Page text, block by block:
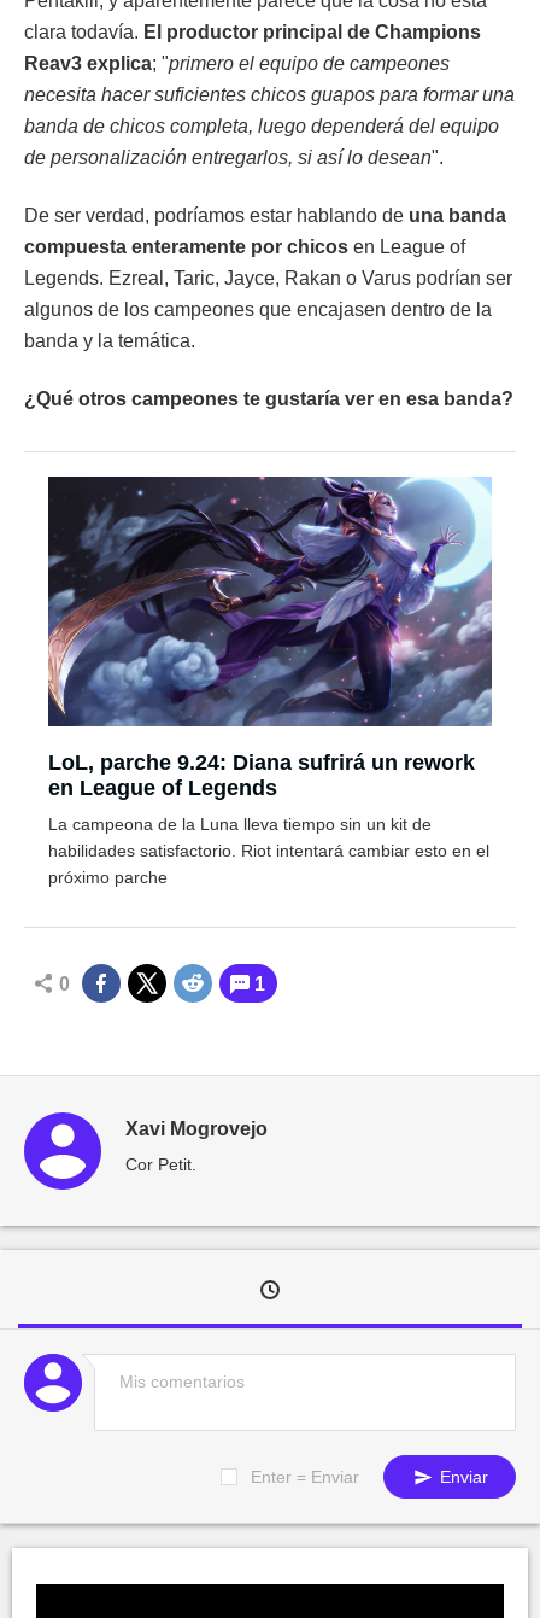
clara todavía. El productor principal de Champions
Reav3 explica; "primero el equipo de campeones
necesita hacer suficientes chicos guapos para formar una
banda de chicos completa, luego dependerá del equipo
de personalización entregarlos, si así lo desean".
De ser verdad, podríamos estar hablando de una banda
compuesta enteramente por chicos en League of
Legends. Ezreal, Taric, Jayce, Rakan o Varus podrían ser
algunos de los campeones que encajasen dentro de la
banda y la temática.
¿Qué otros campeones te gustaría ver en esa banda?
LoL, parche 9.24: Diana sufrirá un rework
en League of Legends
La campeona de la Luna lleva tiempo sin un kit de
habilidades satisfactorio. Riot intentará cambiar esto en el
próximo parche
0 1
Xavi Mogrovejo
Cor Petit.
Enter = Enviar Enviar